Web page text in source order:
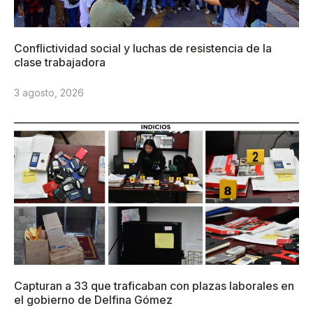
Conflictividad social y luchas de resistencia de la
clase trabajadora
3 agosto, 2026
Capturan a 33 que traficaban con plazas laborales en
el gobierno de Delfina Gómez